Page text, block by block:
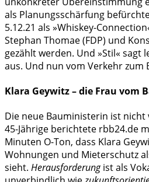
als Planungsschärfung
5.12.21 als »Whiskey-
Stephan Thomae (FDP) und
gezählt werden. Und »Stil« sagt
aus. Und nun vom Verkehr zum
Klara Geywitz – die Frau vom
Die neue Bauministerin ist nicht
45-Jährige berichtete rbb24.de
Minuten O-Ton, dass Klara
Wohnungen und Mieterschutz
sieht. Herausforderungist als